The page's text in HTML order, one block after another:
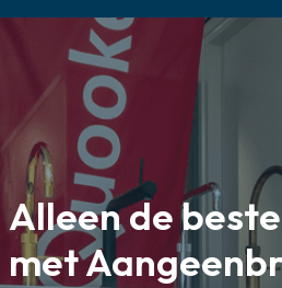
Onderdelen
Contact
Combikorting
Gasloos koken
Zakelijk
Alleen de
met